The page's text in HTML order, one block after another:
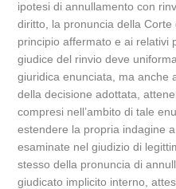
ipotesi di annullamento con
diritto, la pronuncia della Corte
principio affermato e ai relativi
giudice del rinvio deve
giuridica enunciata, ma anche
della decisione adottata,
compresi nell’ambito di tale
estendere la propria indagine
esaminate nel giudizio di
stesso della pronuncia di
giudicato implicito interno,